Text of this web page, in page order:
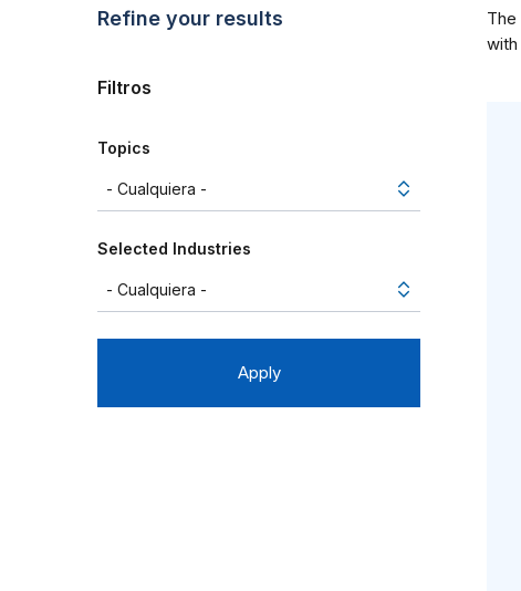
Refine your results
Filtros
Topics
Selected Industries
The
with